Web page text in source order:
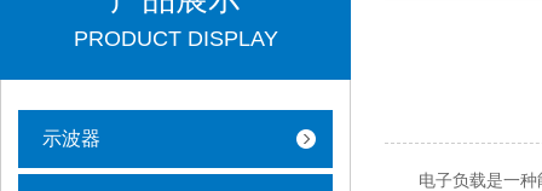
PRODUCT DISPLAY
示波器
电子负载是一种能